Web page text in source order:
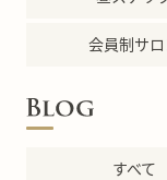
会員制サ
すべて